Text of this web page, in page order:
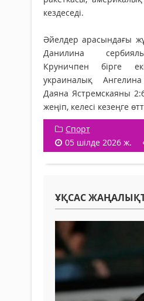
кездеседі.
Әйелдер арасындағы
Данилина
Круничпен бірге
украиналық
Даяна Ястремскаяны
жеңіп, келесі кезеңге
Спорт
05 шілде 2026 ж.
ҰҚСАС